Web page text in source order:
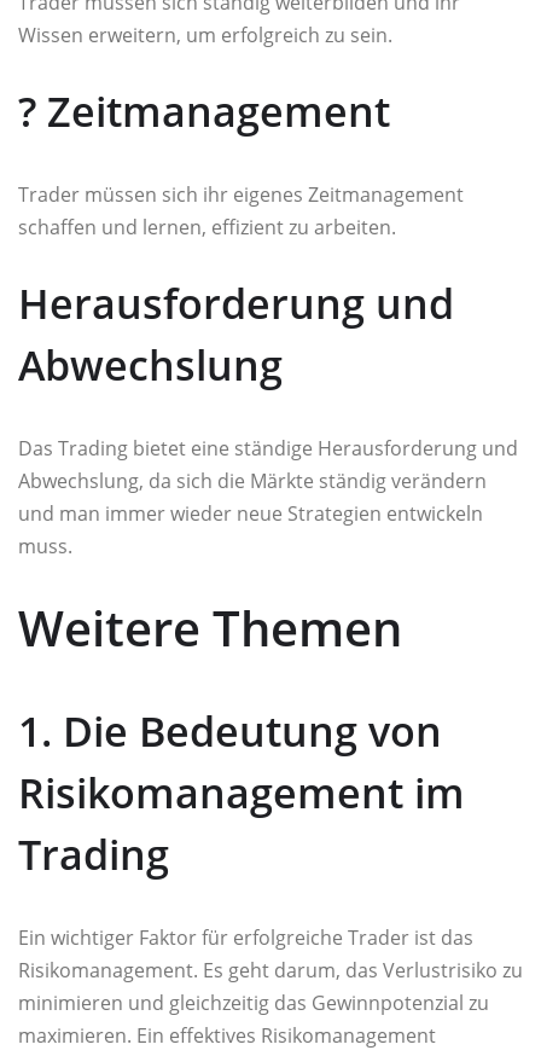
Wissen erweitern, um erfolgreich zu sein.
?️ Zeitmanagement
Trader müssen sich ihr eigenes Zeitmanagement
schaffen und lernen, effizient zu arbeiten.
Herausforderung und
Abwechslung
Das Trading bietet eine ständige Herausforderung und
Abwechslung, da sich die Märkte ständig verändern
und man immer wieder neue Strategien entwickeln
muss.
Weitere Themen
1. Die Bedeutung von
Risikomanagement im
Trading
Ein wichtiger Faktor für erfolgreiche Trader ist das
Risikomanagement. Es geht darum, das Verlustrisiko zu
minimieren und gleichzeitig das Gewinnpotenzial zu
maximieren. Ein effektives Risikomanagement